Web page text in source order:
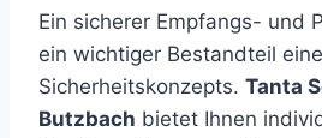
Ein sicherer Empfangs- und
ein wichtiger Bestandteil
Sicherheitskonzepts. Tanta
Butzbach bietet Ihnen